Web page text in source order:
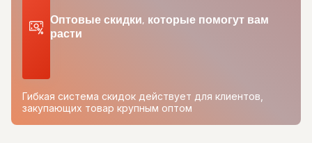
Оптовые скидки, которые помогут вам
расти
Гибкая система скидок действует для клиентов,
закупающих товар крупным оптом